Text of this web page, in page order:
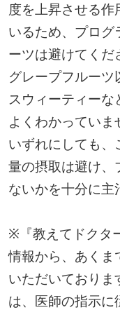
度を上昇させる作
いるため、プログ
ーツは避けてくだ
グレープフルーツ
スウィーティー
よくわかっていま
いずれにしても、
量の摂取は避け、
ないかを十分に主
※『教えてドクタ
情報から、あくま
いただいておりま
は、医師の指示に